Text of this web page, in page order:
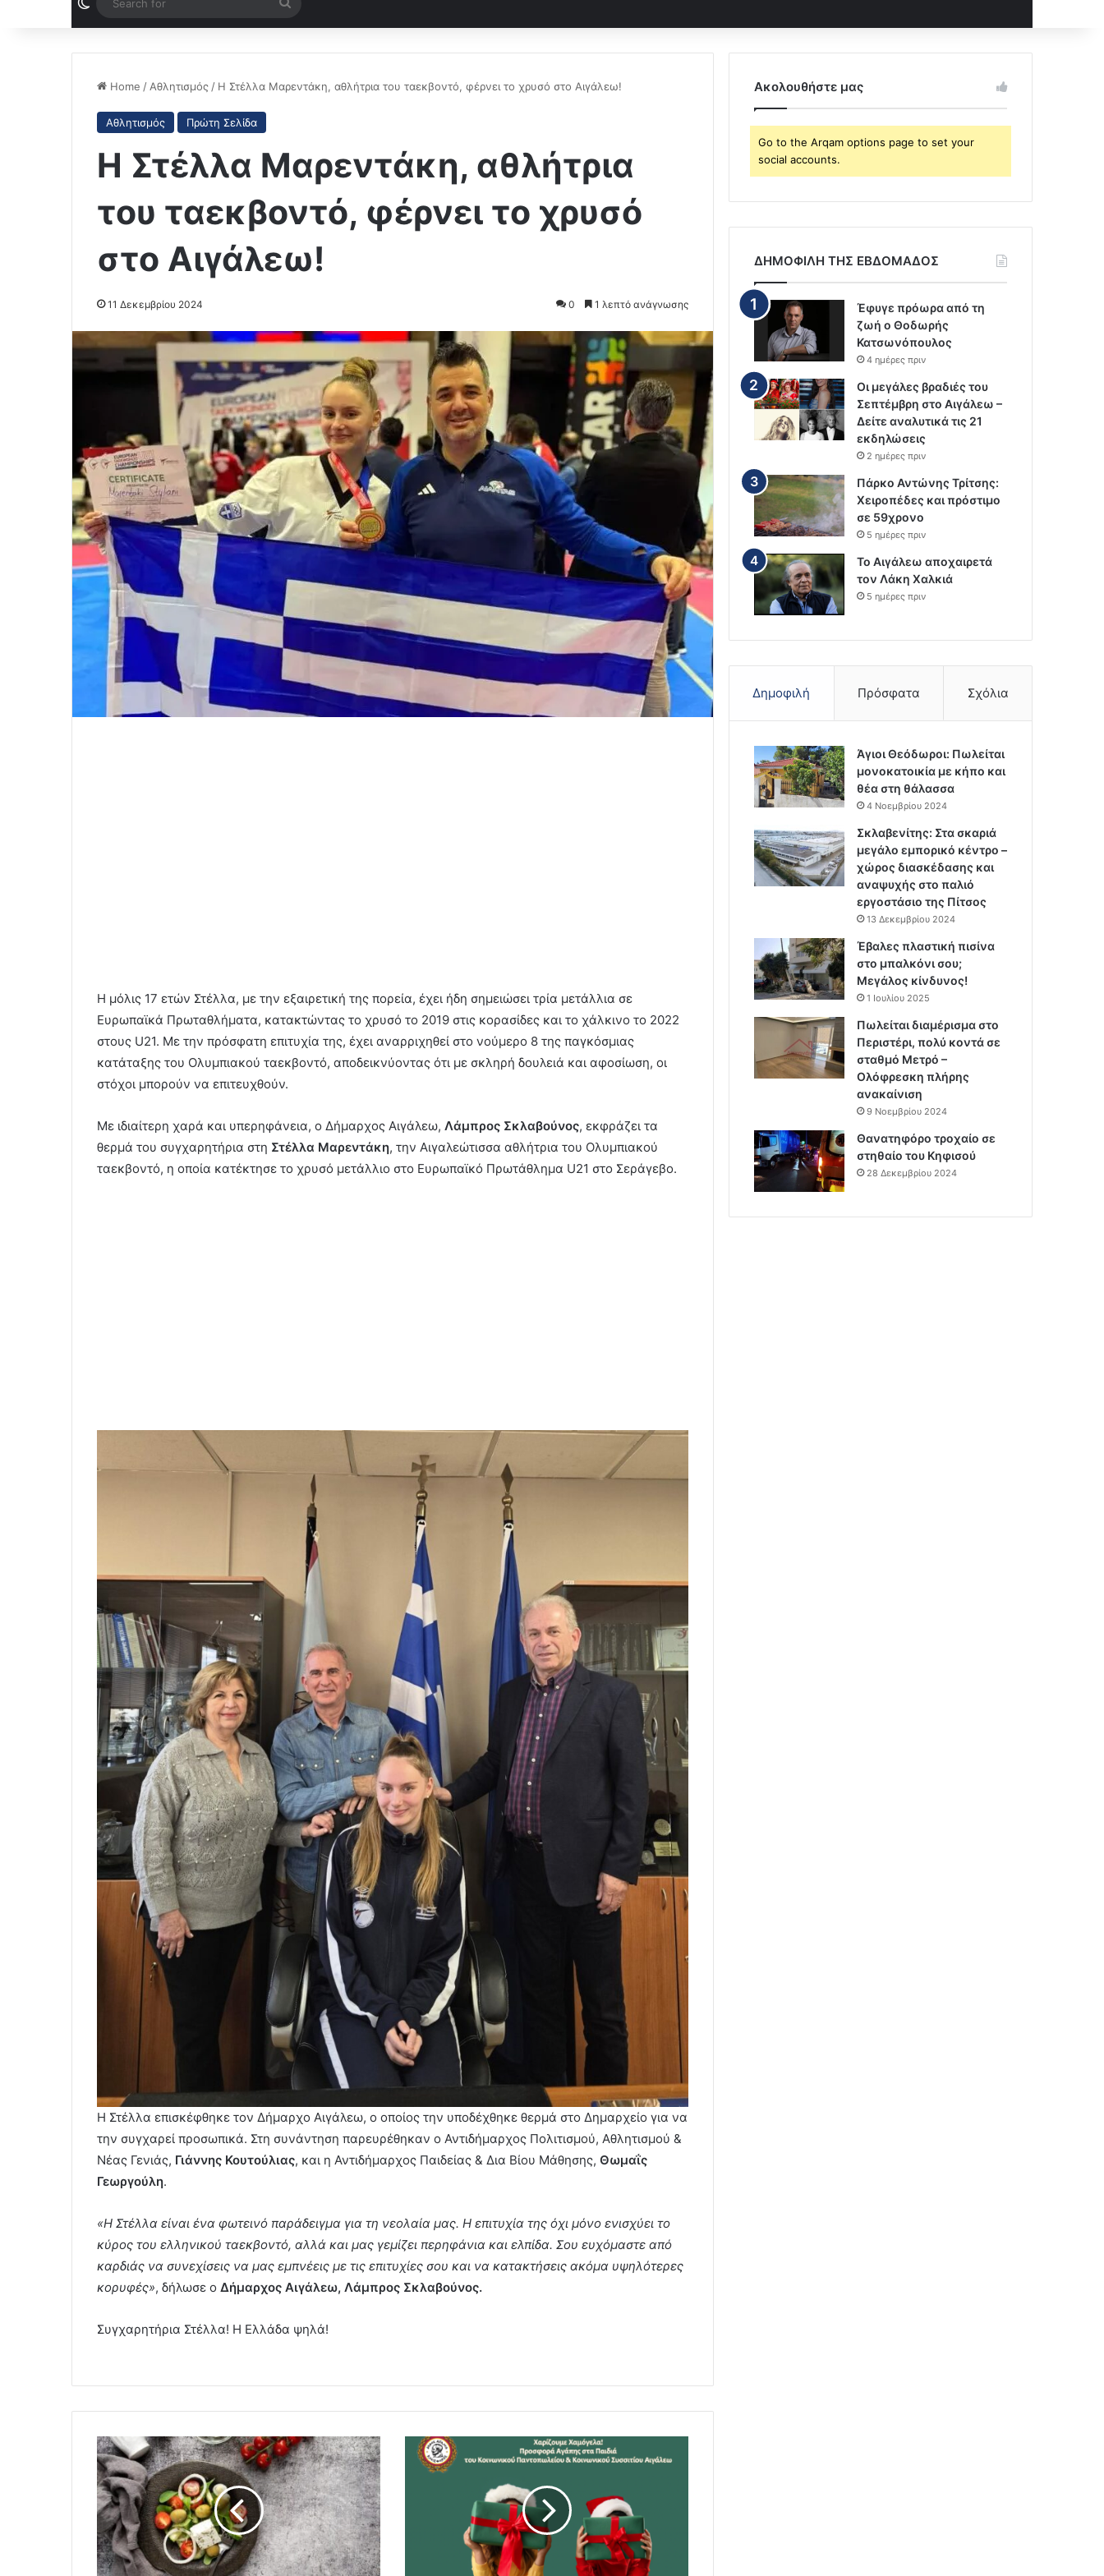
for
Home / Αθλητισμός / Η Στέλλα Μαρεντάκη, αθλήτρια του ταεκβοντό, φέρνει το χρυσό στο Αιγάλεω!
Αθλητισμός Πρώτη Σελίδα
Η Στέλλα Μαρεντάκη, αθλήτρια
του ταεκβοντό, φέρνει το χρυσό
στο Αιγάλεω!
11 Δεκεμβρίου 2024 0 1 λεπτό ανάγνωσης
Η μόλις 17 ετών Στέλλα, με την εξαιρετική της πορεία, έχει ήδη σημειώσει τρία μετάλλια σε
Ευρωπαϊκά Πρωταθλήματα, κατακτώντας το χρυσό το 2019 στις κορασίδες και το χάλκινο το 2022
στους U21. Με την πρόσφατη επιτυχία της, έχει αναρριχηθεί στο νούμερο 8 της παγκόσμιας
κατάταξης του Ολυμπιακού ταεκβοντό, αποδεικνύοντας ότι με σκληρή δουλειά και αφοσίωση, οι
στόχοι μπορούν να επιτευχθούν.
Με ιδιαίτερη χαρά και υπερηφάνεια, ο Δήμαρχος Αιγάλεω, Λάμπρος Σκλαβούνος, εκφράζει τα
θερμά του συγχαρητήρια στη Στέλλα Μαρεντάκη, την Αιγαλεώτισσα αθλήτρια του Ολυμπιακού
ταεκβοντό, η οποία κατέκτησε το χρυσό μετάλλιο στο Ευρωπαϊκό Πρωτάθλημα U21 στο Σεράγεβο.
Η Στέλλα επισκέφθηκε τον Δήμαρχο Αιγάλεω, ο οποίος την υποδέχθηκε θερμά στο Δημαρχείο για να
την συγχαρεί προσωπικά. Στη συνάντηση παρευρέθηκαν ο Αντιδήμαρχος Πολιτισμού, Αθλητισμού &
Νέας Γενιάς, Γιάννης Κουτούλιας, και η Αντιδήμαρχος Παιδείας & Δια Βίου Μάθησης, Θωμαΐς
Γεωργούλη.
«Η Στέλλα είναι ένα φωτεινό παράδειγμα για τη νεολαία μας. Η επιτυχία της όχι μόνο ενισχύει το
κύρος του ελληνικού ταεκβοντό, αλλά και μας γεμίζει περηφάνια και ελπίδα. Σου ευχόμαστε από
καρδιάς να συνεχίσεις να μας εμπνέεις με τις επιτυχίες σου και να κατακτήσεις ακόμα υψηλότερες
κορυφές», δήλωσε ο Δήμαρχος Αιγάλεω, Λάμπρος Σκλαβούνος.
Συγχαρητήρια Στέλλα! Η Ελλάδα ψηλά!
Ακολουθήστε μας
Go to the Arqam options page to set your
social accounts.
ΔΗΜΟΦΙΛΗ ΤΗΣ ΕΒΔΟΜΑΔΟΣ
Έφυγε πρόωρα από τη
ζωή ο Θοδωρής
Κατσωνόπουλος
4 ημέρες πριν
Οι μεγάλες βραδιές του
Σεπτέμβρη στο Αιγάλεω –
Δείτε αναλυτικά τις 21
εκδηλώσεις
2 ημέρες πριν
Πάρκο Αντώνης Τρίτσης:
Χειροπέδες και πρόστιμο
σε 59χρονο
5 ημέρες πριν
Το Αιγάλεω αποχαιρετά
τον Λάκη Χαλκιά
5 ημέρες πριν
Δημοφιλή Πρόσφατα Σχόλια
Άγιοι Θεόδωροι: Πωλείται
μονοκατοικία με κήπο και
θέα στη θάλασσα
4 Νοεμβρίου 2024
Σκλαβενίτης: Στα σκαριά
μεγάλο εμπορικό κέντρο –
χώρος διασκέδασης και
αναψυχής στο παλιό
εργοστάσιο της Πίτσος
13 Δεκεμβρίου 2024
Έβαλες πλαστική πισίνα
στο μπαλκόνι σου;
Μεγάλος κίνδυνος!
1 Ιουλίου 2025
Πωλείται διαμέρισμα στο
Περιστέρι, πολύ κοντά σε
σταθμό Μετρό –
Ολόφρεσκη πλήρης
ανακαίνιση
9 Νοεμβρίου 2024
Θανατηφόρο τροχαίο σε
στηθαίο του Κηφισού
28 Δεκεμβρίου 2024